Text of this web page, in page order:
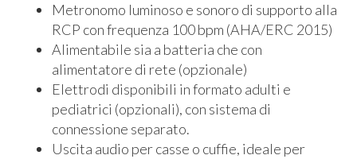
Metronomo luminoso e sonoro di supporto alla
RCP con frequenza 100 bpm (AHA/ERC 2015)
Alimentabile sia a batteria che con
alimentatore di rete (opzionale)
Elettrodi disponibili in formato adulti e
pediatrici (opzionali), con sistema di
connessione separato.
Uscita audio per casse o cuffie, ideale per